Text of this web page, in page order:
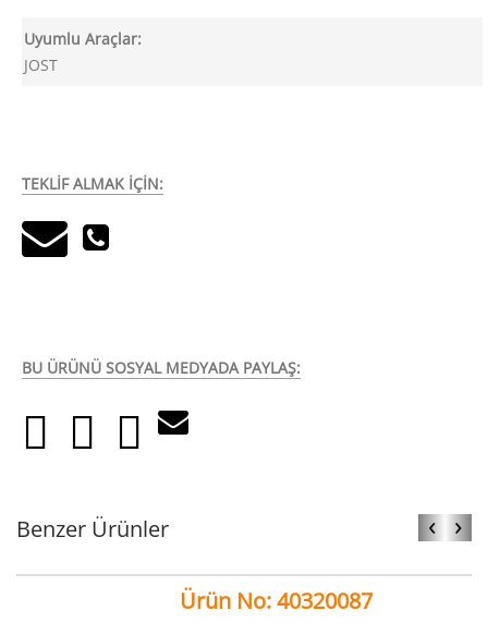
Uyumlu Araçlar:
JOST
TEKLİF ALMAK İÇİN:
BU ÜRÜNÜ SOSYAL MEDYADA PAYLAŞ:
Benzer Ürünler ‹ ›
Ürün No: 40320087